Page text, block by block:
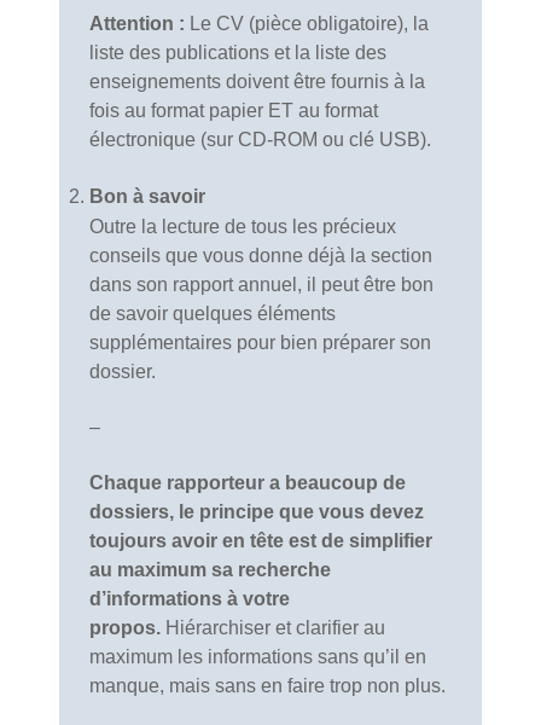
Attention : Le CV (pièce obligatoire), la
liste des publications et la liste des
enseignements doivent être fournis à la
fois au format papier ET au format
électronique (sur CD‐ROM ou clé USB).
Bon à savoir
Outre la lecture de tous les précieux
conseils que vous donne déjà la section
dans son rapport annuel, il peut être bon
de savoir quelques éléments
supplémentaires pour bien préparer son
dossier.
–
Chaque rapporteur a beaucoup de
dossiers, le principe que vous devez
toujours avoir en tête est de simplifier
au maximum sa recherche
d’informations à votre
propos. Hiérarchiser et clarifier au
maximum les informations sans qu’il en
manque, mais sans en faire trop non plus.